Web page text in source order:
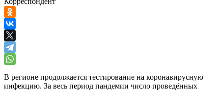
В регионе продолжается тестирование на коронавирусную
инфекцию. За весь период пандемии число проведённых